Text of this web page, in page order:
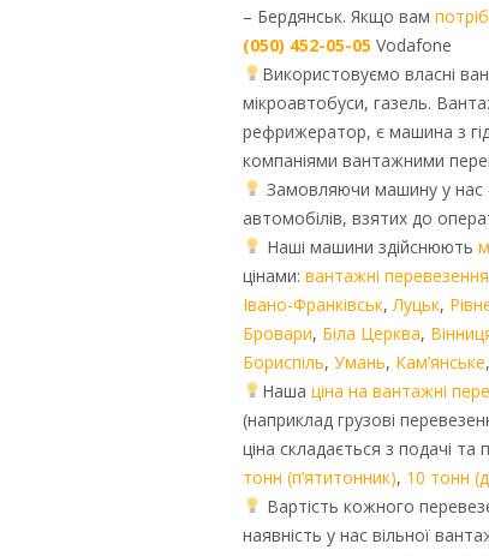
– Бердянськ. Якщо вам
(050) 452-05-05 Vodafone
Використовуємо власні
мікроавтобуси, газель.
рефрижератор, є машина з
компаніями вантажними
Замовляючи машину у нас
автомобілів, взятих до
Наші машини здійснюють
цінами: вантажні
Івано-Франківськ,Луцьк,
Бровари, Біла Церква,
Бориспіль, Умань, Кам’янське,
Наша ціна на вантажні
(наприклад грузові
ціна складається з подачі
тонн (п’ятитонник), 10 тонн
Вартість кожного
наявність у нас вільної